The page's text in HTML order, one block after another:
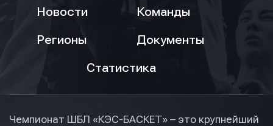
Новости
Команды
Регионы
Документы
Статистика
Чемпионат ШБЛ «КЭС-БАСКЕТ» – это крупнейший